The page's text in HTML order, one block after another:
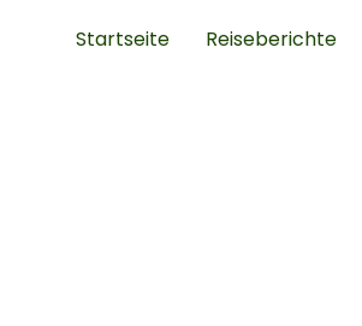
Startseite Reiseberichte